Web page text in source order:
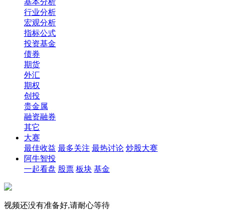
基本分析
行业分析
宏观分析
指标公式
投资基金
债券
期货
外汇
期权
创投
贵金属
融资融券
其它
大赛
最佳收益 最多关注 最热讨论 炒股大赛
阿牛智投
一起看盘 股票 板块 基金
视频还没有准备好,请耐心等待